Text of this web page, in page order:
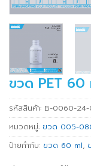
ขวด PET 60
รหัสสินค้า: B-0060-24-
หมวดหมู่: ขวด 005-
ป้ายกำกับ: ขวด 60 ml,